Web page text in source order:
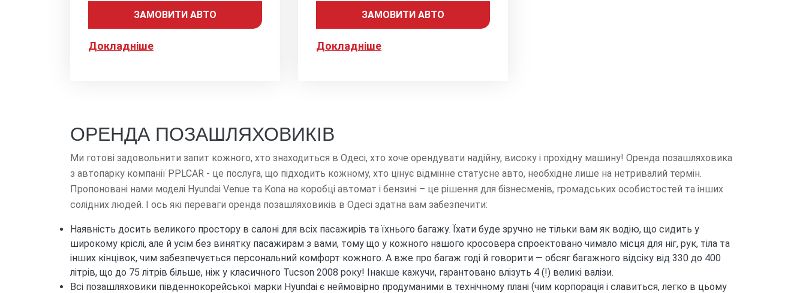
ЗАМОВИТИ АВТО
Докладніше
ЗАМОВИТИ АВТО
Докладніше
ОРЕНДА ПОЗАШЛЯХОВИКІВ
Ми готові задовольнити запит кожного, хто знаходиться в Одесі, хто хоче орендувати надійну, високу і прохідну машину! Оренда позашляховика
з автопарку компанії PPLCAR - це послуга, що підходить кожному, хто цінує відмінне статусне авто, необхідне лише на нетривалий термін.
Пропоновані нами моделі Hyundai Venue та Kona на коробці автомат і бензині – це рішення для бізнесменів, громадських особистостей та інших
солідних людей. І ось які переваги оренда позашляховиків в Одесі здатна вам забезпечити:
Наявність досить великого простору в салоні для всіх пасажирів та їхнього багажу. Їхати буде зручно не тільки вам як водію, що сидить у
широкому кріслі, але й усім без винятку пасажирам з вами, тому що у кожного нашого кросовера спроектовано чимало місця для ніг, рук, тіла та
інших кінцівок, чим забезпечується персональний комфорт кожного. А вже про багаж годі й говорити — обсяг багажного відсіку від 330 до 400
літрів, що до 75 літрів більше, ніж у класичного Tucson 2008 року! Інакше кажучи, гарантовано влізуть 4 (!) великі валізи.
Всі позашляховики південнокорейської марки Hyundai є неймовірно продуманими в технічному плані (чим корпорація і славиться, легко в цьому